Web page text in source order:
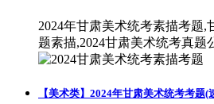
2024年甘肃美术统考素描考题,
题素描,2024甘肃美术统考真题
【美术类】2024年甘肃美术统考考题(